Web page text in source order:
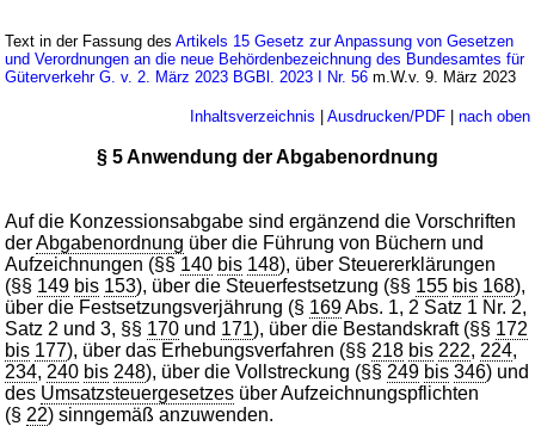
Text in der Fassung desArtikels 15 Gesetz zur Anpassung von Gesetzen
und Verordnungen an die neue Behördenbezeichnung des Bundesamtes für
Güterverkehr G. v. 2. März 2023 BGBl. 2023 I Nr. 56 m.W.v. 9. März 2023
Inhaltsverzeichnis | Ausdrucken/PDF| nach oben
§ 5 Anwendung der Abgabenordnung
Auf die Konzessionsabgabe sind ergänzend die Vorschriften
derAbgabenordnung über die Führung von Büchern und
Aufzeichnungen (§§ 140 bis 148), über Steuererklärungen
(§§ 149 bis 153), über die Steuerfestsetzung (§§ 155 bis 168),
über die Festsetzungsverjährung (§ 169Abs. 1, 2 Satz 1 Nr. 2,
Satz 2 und 3, §§ 170 und 171), über die Bestandskraft (§§ 172
bis 177), über das Erhebungsverfahren (§§ 218 bis 222, 224,
234, 240 bis 248), über die Vollstreckung (§§ 249 bis 346) und
des Umsatzsteuergesetzes über Aufzeichnungspflichten
(§ 22) sinngemäß anzuwenden.